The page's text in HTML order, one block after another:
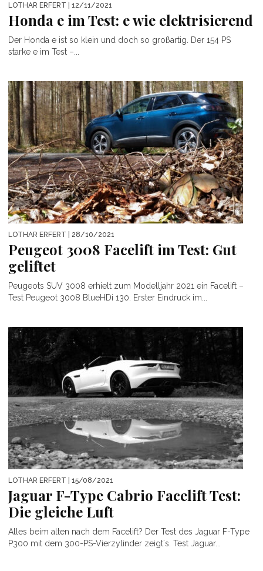
LOTHAR ERFERT | 12/11/2021
Honda e im Test: e wie elektrisierend
Der Honda e ist so klein und doch so großartig. Der 154 PS
starke e im Test –...
LOTHAR ERFERT | 28/10/2021
Peugeot 3008 Facelift im Test: Gut
geliftet
Peugeots SUV 3008 erhielt zum Modelljahr 2021 ein Facelift –
Test Peugeot 3008 BlueHDi 130. Erster Eindruck im...
LOTHAR ERFERT | 15/08/2021
Jaguar F-Type Cabrio Facelift Test:
Die gleiche Luft
Alles beim alten nach dem Facelift? Der Test des Jaguar F-Type
P300 mit dem 300-PS-Vierzylinder zeigt´s. Test Jaguar...